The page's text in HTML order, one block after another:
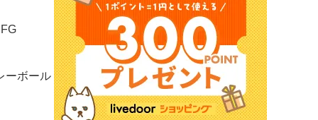
ーボール